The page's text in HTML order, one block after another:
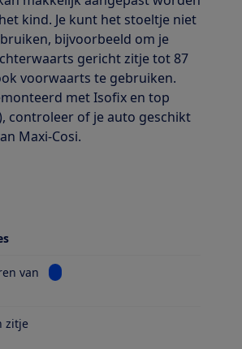
kind. Je kunt het stoeltje niet
bijvoorbeeld om je
gericht zitje tot 87
voorwaarts te gebruiken.
met Isofix en top
controleer of je auto geschikt
Maxi-Cosi.
voor Soort
van
Bekijk informatie voor Geschikt
zitje